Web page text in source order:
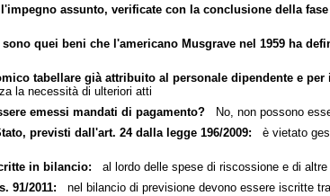
assunto, verificate con la conclusione della
quei beni che l'americano Musgrave nel 1959 ha
tabellare già attribuito al personale dipendente e
la necessità di ulteriori atti
emessi mandati di pagamento?No, non possono
previsti dall'art. 24 dalla legge 196/2009: è vietato
in bilancio: al lordo delle spese di riscossione e di
91/2011: nel bilancio di previsione devono essere iscritte